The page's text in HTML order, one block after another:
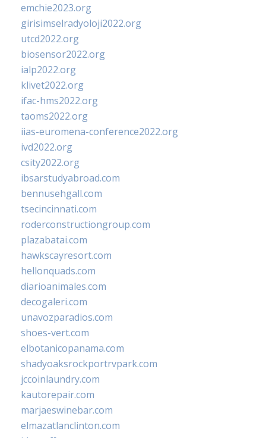
emchie2023.org
girisimselradyoloji2022.org
utcd2022.org
biosensor2022.org
ialp2022.org
klivet2022.org
ifac-hms2022.org
taoms2022.org
iias-euromena-conference2022.org
ivd2022.org
csity2022.org
ibsarstudyabroad.com
bennusehgall.com
tsecincinnati.com
roderconstructiongroup.com
plazabatai.com
hawkscayresort.com
hellonquads.com
diarioanimales.com
decogaleri.com
unavozparadios.com
shoes-vert.com
elbotanicopanama.com
shadyoaksrockportrvpark.com
jccoinlaundry.com
kautorepair.com
marjaeswinebar.com
elmazatlanclinton.com